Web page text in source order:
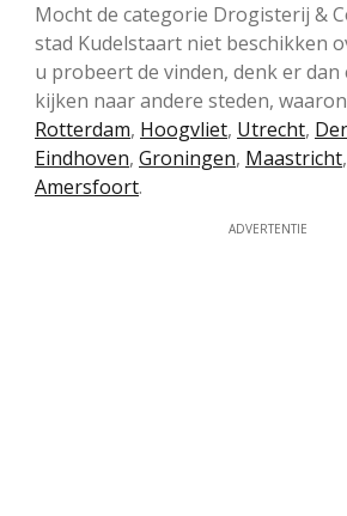
Mocht de categorie Drogisterij &
stad Kudelstaart niet beschikken
u probeert de vinden, denk er dan
kijken naar andere steden,
Rotterdam, Hoogvliet, Utrecht,
Eindhoven, Groningen, Maastricht,
Amersfoort.
ADVERTENTIE